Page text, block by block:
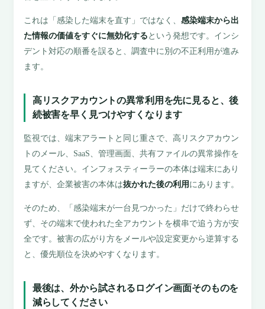
これは「感染した端末を直す」ではなく、感染端末から出
た情報の価値をすぐに無効化する という発想です。インシ
デント対応の順番を誤ると、調査中に別の不正利用が進み
ます。
高リスクアカウントの異常利用を先に見ると、後
続被害を早く見つけやすくなります
監視では、端末アラートと同じ重さで、高リスクアカウン
トのメール、SaaS、管理画面、共有ファイルの異常操作を
見てください。インフォスティーラーの本体は端末にあり
ますが、企業被害の本体は抜かれた後の利用 にあります。
そのため、「感染端末が一台見つかった」だけで終わらせ
ず、その端末で使われた全アカウントを横串で追う方が安
全です。被害の広がり方をメールや設定変更から逆算する
と、優先順位を決めやすくなります。
最後は、外から試されるログイン画面そのものを
減らしてください